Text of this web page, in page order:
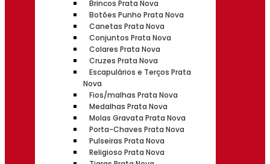
Brincos Prata Nova
Botões Punho Prata Nova
Canetas Prata Nova
Conjuntos Prata Nova
Colares Prata Nova
Cruzes Prata Nova
Escapulários e Terços Prata
Nova
Fios/malhas Prata Nova
Medalhas Prata Nova
Molas Gravata Prata Nova
Porta-Chaves Prata Nova
Pulseiras Prata Nova
Religioso Prata Nova